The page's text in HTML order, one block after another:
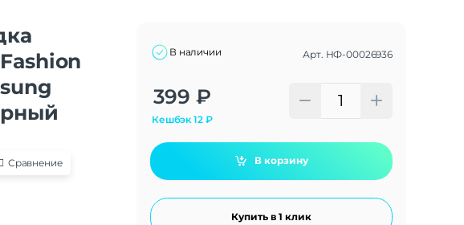
Сравнение
В наличии Арт. НФ-00026936
399 ₽
Кешбэк12₽
В корзину
Купить в 1 клик
Alternative: